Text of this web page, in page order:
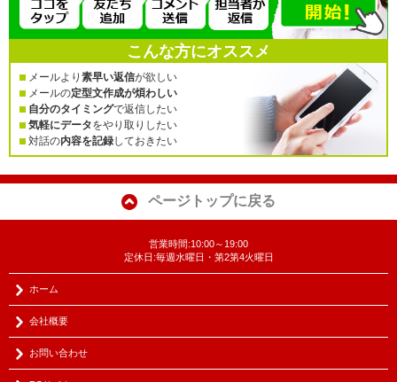
こんな方にオススメ
メールより 素早い返信が欲しい
メールの定型文作成が煩わしい
自分のタイミングで返信したい
気軽にデータをやり取りしたい
対話の内容を記録しておきたい
ページトップに戻る
営業時間:10:00～19:00
定休日:毎週水曜日・第2第4火曜日
ホーム
会社概要
お問い合わせ